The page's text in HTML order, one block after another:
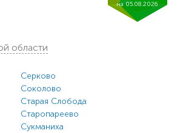
на 05.08.2026
области
Серково
Соколово
Старая Слобода
Старопареево
Сукманиха